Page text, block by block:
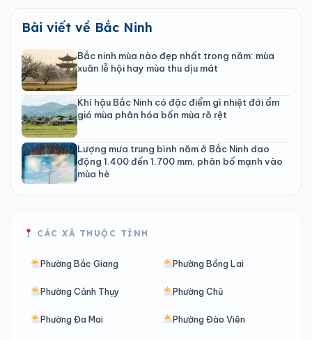
Bài viết về Bắc Ninh
Bắc ninh mùa nào đẹp nhất trong năm: mùa
xuân lễ hội hay mùa thu dịu mát
Khí hậu Bắc Ninh có đặc điểm gì nhiệt đới ẩm
gió mùa phân hóa bốn mùa rõ rệt
Lượng mưa trung bình năm ở Bắc Ninh dao
động 1.400 đến 1.700 mm, phân bố mạnh vào
mùa hè
CÁC XÃ THUỘC TỈNH
Phường Bắc Giang Phường Bồng Lai
Phường Cảnh Thụy Phường Chũ
Phường Đa Mai Phường Đào Viên